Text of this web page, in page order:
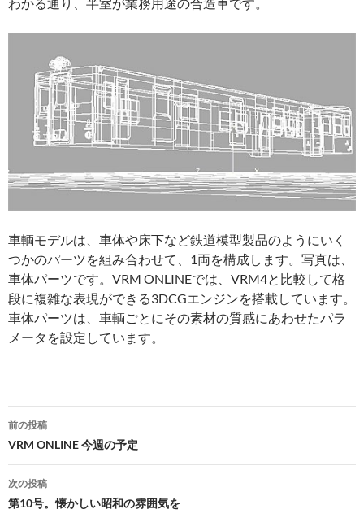
車輌モデルは、車体や床下など鉄道模型製品のようにいく
つかのパーツを組み合わせて、1両を構成します。写真は、
車体パーツです。VRM ONLINEでは、VRM4と比較して格
段に複雑な表現ができる3DCGエンジンを搭載しています。
車体パーツは、車輌ごとにその素材の質感にあわせたパラ
メータを設定しています。
投
稿
ナ
ビ
前の投稿
VRM ONLINE 今週の予定
次の投稿
第10号。懐かしい昭和の雰囲気を